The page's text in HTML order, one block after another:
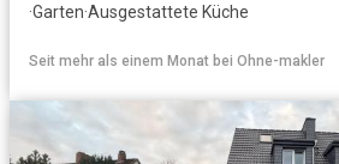
·Garten·Ausgestattete Küche
Seit mehr als einem Monat bei Ohne-makler